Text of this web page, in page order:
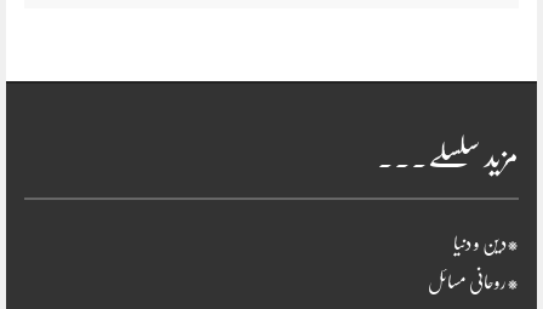
مزید سلسلے۔۔۔
*دین و دنیا
*روحانی مسائل